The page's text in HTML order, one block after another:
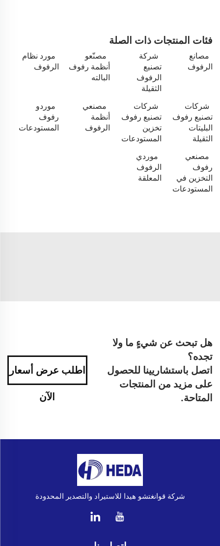
فئات المنتجات ذات الصلة
مصانع
الرفوف
شركة
تصنيع
الرفوف
الثقيلة
مصنّعو
أنظمة رفوف
البالته
مورد نظام
الرفوف
شركات
تصنيع رفوف
البليتات
الثقيلة
شركات
تصنيع رفوف
تخزين
المستودعات
مصنعي
أنظمة
الرفوف
موردو
رفوف
المستودعات
مصنعي
رفوف
التخزين في
المستودعات
موردي
الرفوف
المعلقة
هل تبحث عن شيءٍ ما ولا
تجده؟
اتصل باستشاريينا للحصول
على مزيد من المنتجات
المتاحة.
اطلب عرض أسعار
الآن
شركة قوانغتشو هيدا للاستيراد والتصدير المحدودة